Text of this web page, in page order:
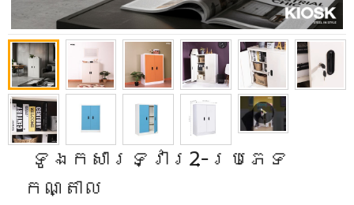
​ ទូឯកសារទ្វារ2-ប្រភេទ
កណ្តាល